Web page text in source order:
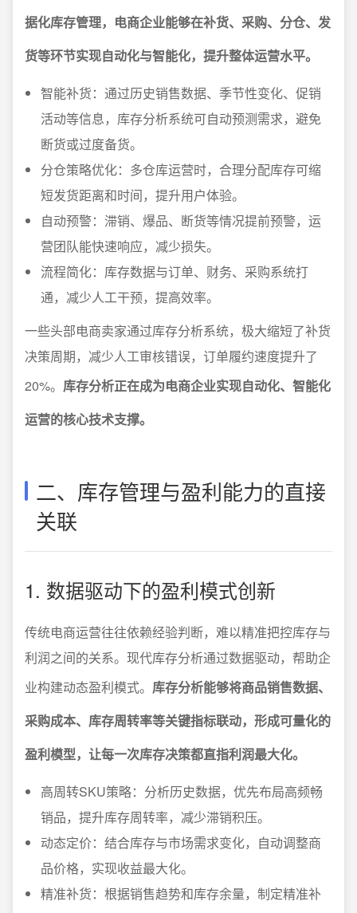
据化库存管理，电商企业能够在补货、采购、分仓、发
货等环节实现自动化与智能化，提升整体运营水平。
智能补货：通过历史销售数据、季节性变化、促销
活动等信息，库存分析系统可自动预测需求，避免
断货或过度备货。
分仓策略优化：多仓库运营时，合理分配库存可缩
短发货距离和时间，提升用户体验。
自动预警：滞销、爆品、断货等情况提前预警，运
营团队能快速响应，减少损失。
流程简化：库存数据与订单、财务、采购系统打
通，减少人工干预，提高效率。
一些头部电商卖家通过库存分析系统，极大缩短了补货
决策周期，减少人工审核错误，订单履约速度提升了
20%。 库存分析正在成为电商企业实现自动化、智能化
运营的核心技术支撑。
二、库存管理与盈利能力的直接
关联
1. 数据驱动下的盈利模式创新
传统电商运营往往依赖经验判断，难以精准把控库存与
利润之间的关系。现代库存分析通过数据驱动，帮助企
业构建动态盈利模式。 库存分析能够将商品销售数据、
采购成本、库存周转率等关键指标联动，形成可量化的
盈利模型，让每一次库存决策都直指利润最大化。
高周转SKU策略：分析历史数据，优先布局高频畅
销品，提升库存周转率，减少滞销积压。
动态定价：结合库存与市场需求变化，自动调整商
品价格，实现收益最大化。
精准补货：根据销售趋势和库存余量，制定精准补